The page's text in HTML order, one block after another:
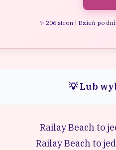
✨ 206 stron | Dzień po
💡 Lub
Railay Beach to